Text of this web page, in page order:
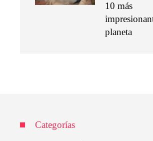
10 más
planeta
Categorías